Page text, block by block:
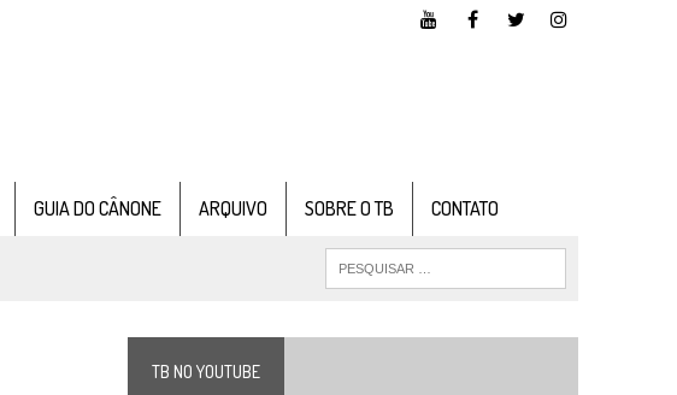
GUIA DO CÂNONE ARQUIVO SOBRE O TB CONTATO
TB NO YOUTUBE